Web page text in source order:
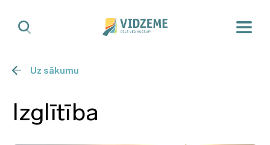
Uz sākumu
Izglītība